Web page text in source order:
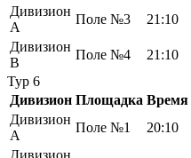
Дивизион
А
Поле №3 21:10
Дивизион
B
Поле №4 21:10
Тур 6
Дивизион Площадка Время
Дивизион
А
Поле №1 20:10
Дивизион